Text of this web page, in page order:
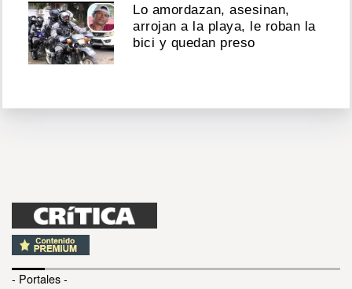
Lo amordazan, asesinan,
arrojan a la playa, le roban la
bici y quedan preso
- Portales -